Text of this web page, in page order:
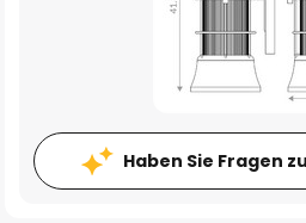
Haben Sie Fragen